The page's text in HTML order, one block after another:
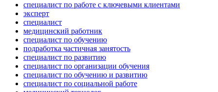
специалист по работе с ключевыми клиентами
эксперт
специалист
медицинский работник
специалист по обучению
подработка частичная занятость
специалист по развитию
специалист по организации обучения
специалист по обучению и развитию
специалист по социальной работе